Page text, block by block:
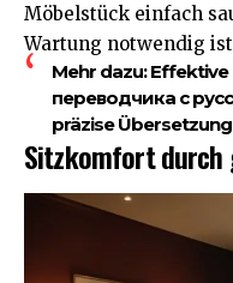
Möbelstück einfach
Wartung notwendig
Mehr dazu:Effektive
переводчика с
präzise
Sitzkomfort durch